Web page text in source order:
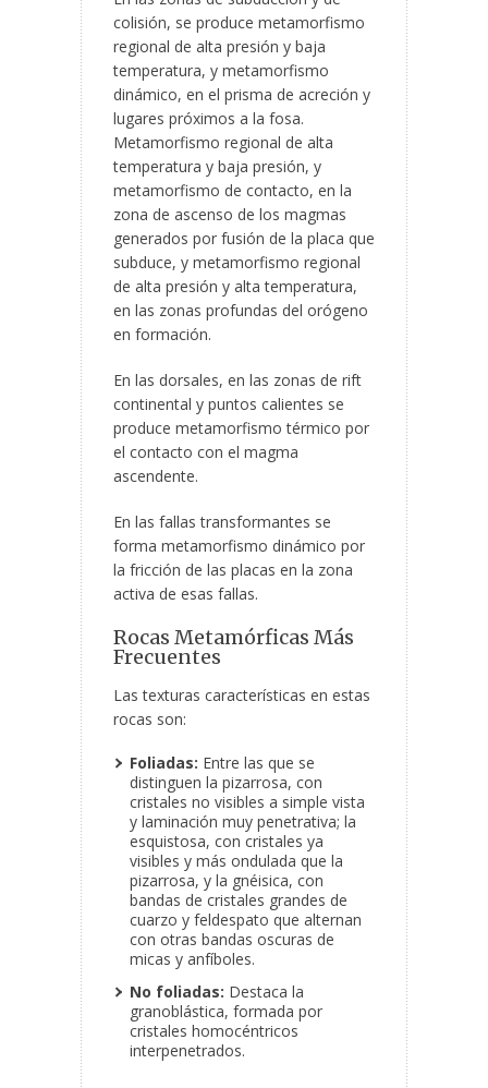
colisión, se produce metamorfismo
regional de alta presión y baja
temperatura, y metamorfismo
dinámico, en el prisma de acreción y
lugares próximos a la fosa.
Metamorfismo regional de alta
temperatura y baja presión, y
metamorfismo de contacto, en la
zona de ascenso de los magmas
generados por fusión de la placa que
subduce, y metamorfismo regional
de alta presión y alta temperatura,
en las zonas profundas del orógeno
en formación.
En las dorsales, en las zonas de rift
continental y puntos calientes se
produce metamorfismo térmico por
el contacto con el magma
ascendente.
En las fallas transformantes se
forma metamorfismo dinámico por
la fricción de las placas en la zona
activa de esas fallas.
Rocas Metamórficas Más
Frecuentes
Las texturas características en estas
rocas son:
Foliadas: Entre las que se
distinguen la pizarrosa, con
cristales no visibles a simple vista
y laminación muy penetrativa; la
esquistosa, con cristales ya
visibles y más ondulada que la
pizarrosa, y la gnéisica, con
bandas de cristales grandes de
cuarzo y feldespato que alternan
con otras bandas oscuras de
micas y anfíboles.
No foliadas: Destaca la
granoblástica, formada por
cristales homocéntricos
interpenetrados.